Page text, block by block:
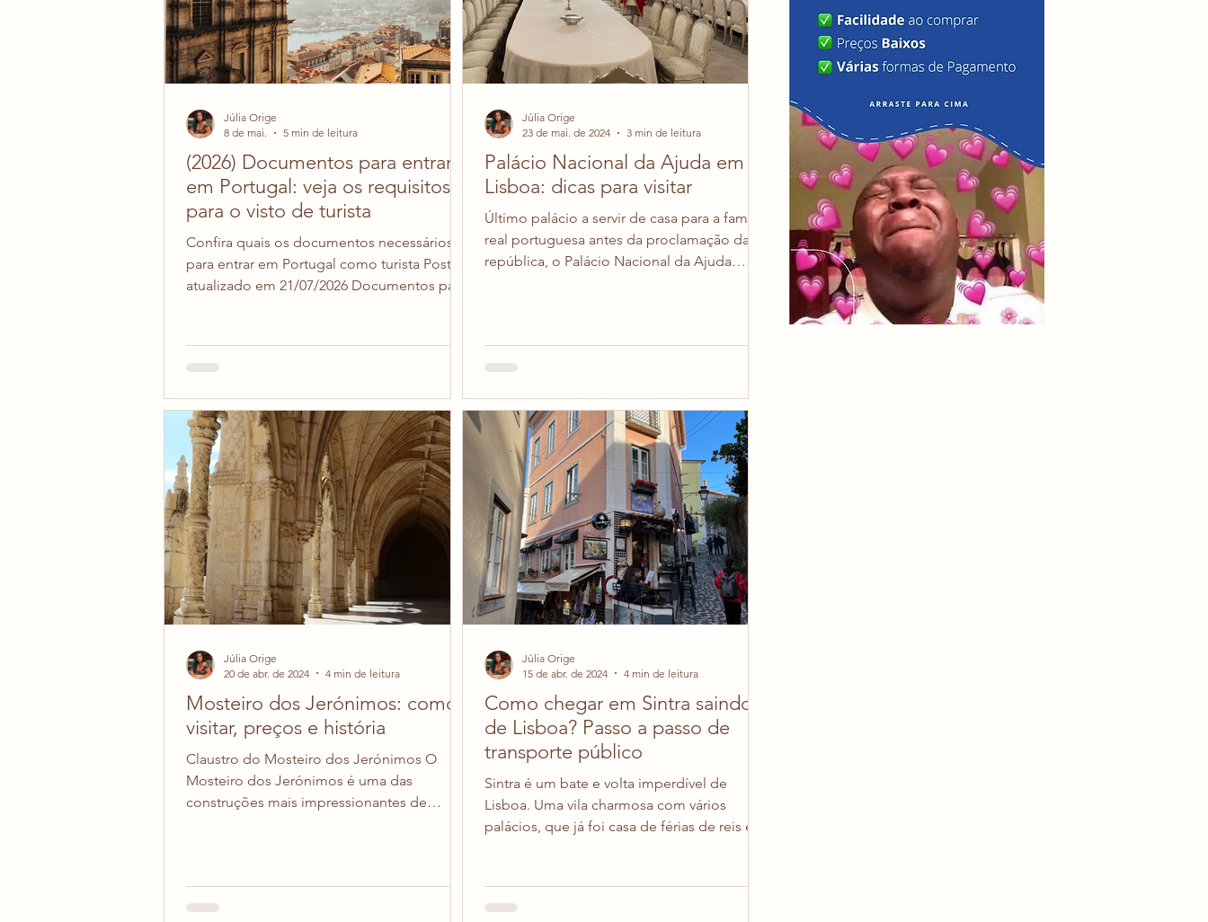
(2026) Documentos para entrar
em Portugal: veja os requisitos
para o visto de turista
Confira quais os documentos necessários
para entrar em Portugal como turista Post
atualizado em 21/07/2026 Documentos para
circulação de pessoas dentro da Europa.
Então as regras para entrar em Portugal são
Isso é muito prático para quem quer fazer
uma Eurotrip e passar em vários países em
uma viagem só. Aqui nesse post vou listar
todos os documentos nece
Júlia Orige
8 de mai.
5 min de leitura
Palácio Nacional da Ajuda em
Lisboa: dicas para visitar
Último palácio a servir de casa para a família
real portuguesa antes da proclamação da
república, o Palácio Nacional da Ajuda
Lisboa , mas vale muito a pena o desvio.
Localizado na freguesia da Ajuda, este
fascinante visão sobre a vida da monarquia
portuguesa. Quer ver um pouco do Palácio
da Ajuda? Veja o vídeo que eu gravei
Júlia Orige
23 de mai. de 2024
3 min de leitura
Mosteiro dos Jerónimos: como
visitar, preços e história
Claustro do Mosteiro dos Jerónimos O
Mosteiro dos Jerónimos é uma das
construções mais impressionantes de
Descobrimentos. Foi encomendado em
1501 por D. Manuel I e levou mais de um
Júlia Orige
20 de abr. de 2024
4 min de leitura
Como chegar em Sintra saindo
de Lisboa? Passo a passo de
transporte público
Sintra é um bate e volta imperdível de
Lisboa. Uma vila charmosa com vários
palácios, que já foi casa de férias de reis e
Lisboa, mas poderia facilmente preencher
alguns dias de passeio, caso você queira
Júlia Orige
15 de abr. de 2024
4 min de leitura